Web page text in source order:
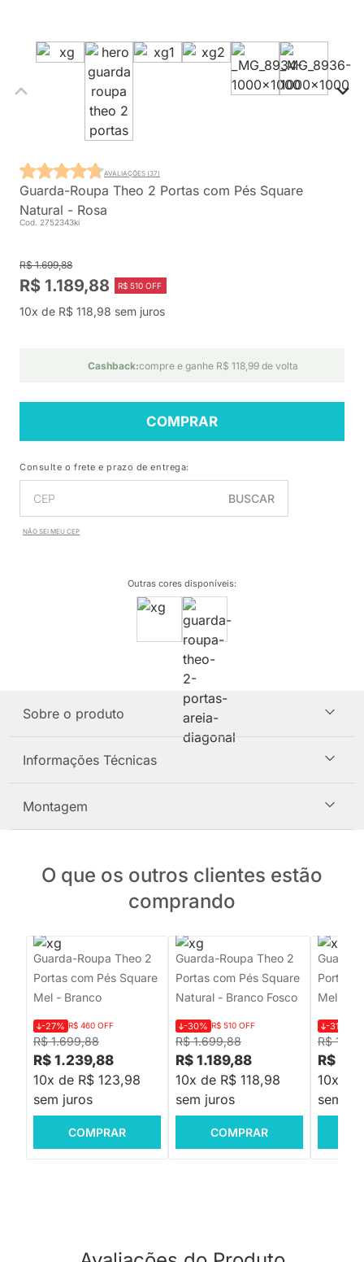
Guarda-Roupa Theo 2 Portas com Pés Square
Natural - Rosa
Cod. 2752343ki
AVALIAÇÕES (37)
R$ 1.699,88
R$ 1.189,88 R$ 510 OFF
10x de R$ 118,98 sem juros
Cashback:compre e ganhe R$ 118,99 de volta
COMPRAR
Consulte o frete e prazo de entrega:
BUSCAR
NÃO SEI MEU CEP
Outras cores disponíveis:
Sobre o produto
Informações Técnicas
Montagem
O que os outros clientes estão
comprando
Guarda-Roupa Theo 2
Portas com Pés Square
Mel - Branco
R$ 1.699,88
-27% R$ 460 OFF
R$ 1.239,88
10x de R$ 123,98
sem juros
COMPRAR
Guarda-Roupa Theo 2
Portas com Pés Square
Natural - Branco Fosco
R$ 1.699,88
-30% R$ 510 OFF
R$ 1.189,88
10x de R$ 118,98
sem juros
COMPRAR
Portas
Mel –
R$
-31%
R$
10x de
sem